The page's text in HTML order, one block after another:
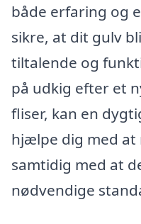
både erfaring og
sikre, at dit gulv
tiltalende og
på udkig efter et
fliser, kan en
hjælpe dig med at
samtidig med at
nødvendige